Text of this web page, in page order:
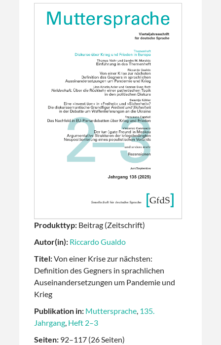
Produkttyp: Beitrag (Zeitschrift)
Autor(in): Riccardo Gualdo
Titel:Von einer Krise zur nächsten:
Definition des Gegners in sprachlichen
Auseinandersetzungen um Pandemie und
Krieg
Publikation in: Muttersprache, 135.
Jahrgang, Heft 2–3
Seiten: 92–117 (26 Seiten)